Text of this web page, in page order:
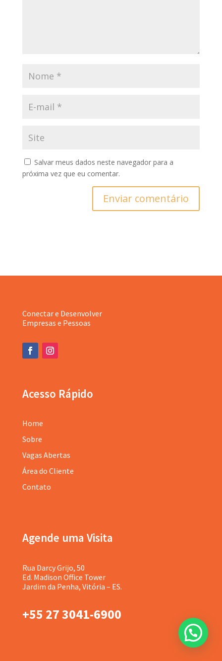
Salvar meus dados neste navegador para a
próxima vez que eu comentar.
Enviar comentário
Conectar e Desenvolver
Empresas e Pessoas
Acesso Rápido
Home
Sobre
Vagas Abertas
Área do Cliente
Contato
Agende uma Visita
Rua Darcy Grijo, 50
Ed. Madison Office Tower
Jardim da Penha, Vitória – ES.
+55 27 3041-6900